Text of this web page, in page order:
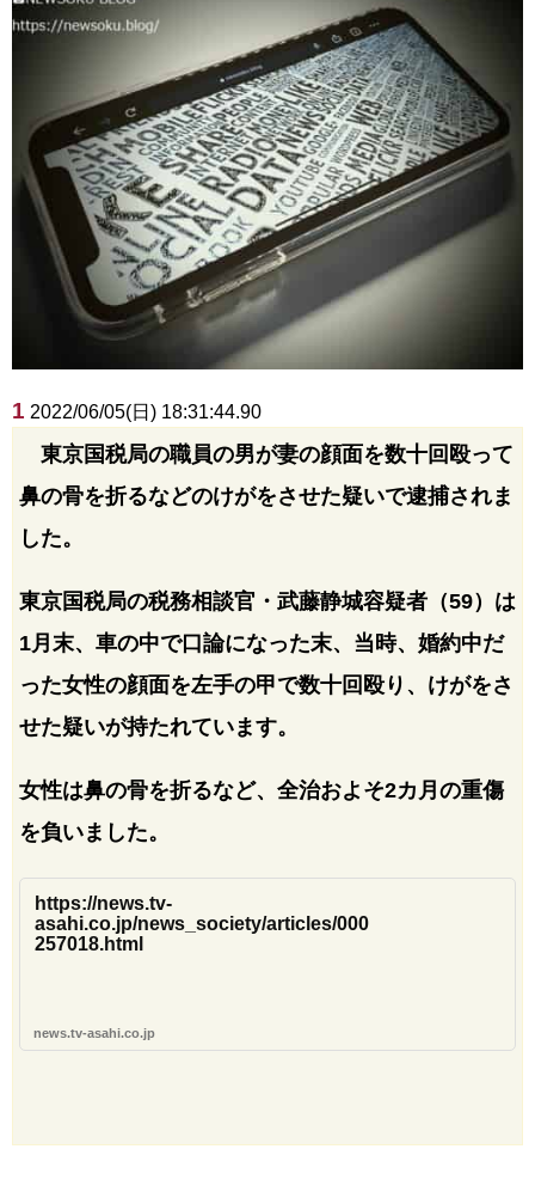
1 2022/06/05(日) 18:31:44.90
東京国税局の職員の男が妻の顔面を数十回殴って
鼻の骨を折るなどのけがをさせた疑いで逮捕されま
した。
東京国税局の税務相談官・武藤静城容疑者（59）は
1月末、車の中で口論になった末、当時、婚約中だ
った女性の顔面を左手の甲で数十回殴り、けがをさ
せた疑いが持たれています。
女性は鼻の骨を折るなど、全治およそ2カ月の重傷
を負いました。
https://news.tv-
asahi.co.jp/news_society/articles/000
257018.html
news.tv-asahi.co.jp